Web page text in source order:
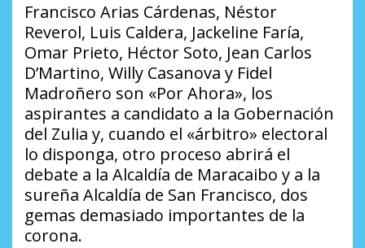
Francisco Arias Cárdenas, Néstor
Reverol, Luis Caldera, Jackeline Faría,
Omar Prieto, Héctor Soto, Jean Carlos
D’Martino, Willy Casanova y Fidel
Madroñero son «Por Ahora», los
aspirantes a candidato a la Gobernación
del Zulia y, cuando el «árbitro» electoral
lo disponga, otro proceso abrirá el
debate a la Alcaldía de Maracaibo y a la
sureña Alcaldía de San Francisco, dos
gemas demasiado importantes de la
corona.